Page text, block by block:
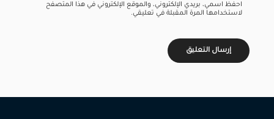
احفظ اسمي، بريدي الإلكتروني، والموقع الإلكتروني في هذا المتصفح
لاستخدامها المرة المقبلة في تعليقي.